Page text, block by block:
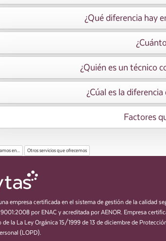
¿Qué diferencia hay
¿Quién es un técnico
¿Cúal es la
Factores
en... Otros servicios que ofrecemos
empresa certificada en el sistema de gestión de la calidad
por ENAC y acreditada por AENOR. Empresa
la La Ley Orgánica 15/1999 de 13 de diciembre de
(LOPD).